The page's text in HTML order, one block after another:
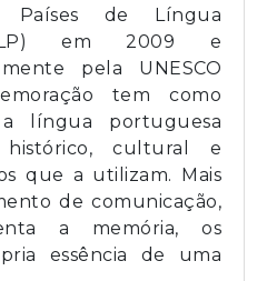
Países de Língua
em 2009 e
pela UNESCO
tem como
língua portuguesa
histórico, cultural e
que a utilizam. Mais
de comunicação,
a memória, os
essência de uma